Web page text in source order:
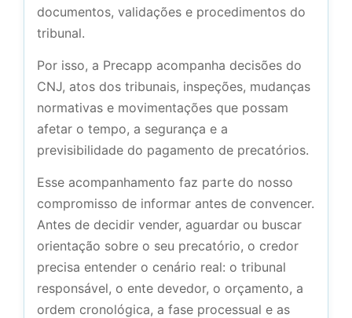
documentos, validações e procedimentos do
tribunal.
Por isso, a Precapp acompanha decisões do
CNJ, atos dos tribunais, inspeções, mudanças
normativas e movimentações que possam
afetar o tempo, a segurança e a
previsibilidade do pagamento de precatórios.
Esse acompanhamento faz parte do nosso
compromisso de informar antes de convencer.
Antes de decidir vender, aguardar ou buscar
orientação sobre o seu precatório, o credor
precisa entender o cenário real: o tribunal
responsável, o ente devedor, o orçamento, a
ordem cronológica, a fase processual e as